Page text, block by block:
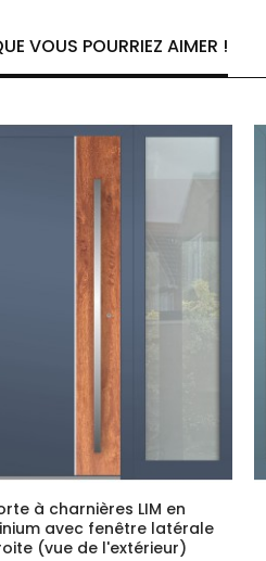
VOUS POURRIEZ AIMER !
à charnières LIM en
avec fenêtre latérale
(vue de l'extérieur)